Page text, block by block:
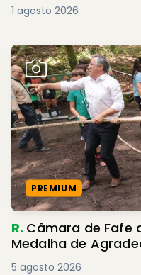
1 agosto 2026
PREMIUM
R. Câmara de Fafe
Medalha de
5 agosto 2026